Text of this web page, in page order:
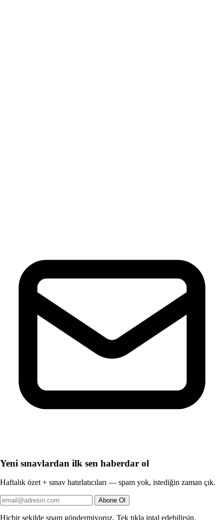
Yeni sınavlardan ilk sen haberdar ol
Haftalık özet + sınav hatırlatıcıları — spam yok, istediğin zaman çık.
Abone Ol
Hiçbir şekilde spam göndermiyoruz. Tek tıkla iptal edebilirsin.